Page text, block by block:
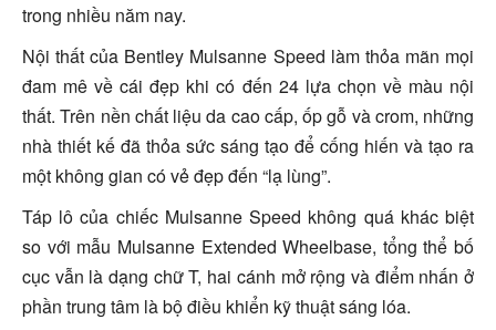
trong nhiều năm nay.
Nội thất của Bentley Mulsanne Speed làm thỏa mãn mọi
đam mê về cái đẹp khi có đến 24 lựa chọn về màu nội
thất. Trên nền chất liệu da cao cấp, ốp gỗ và crom, những
nhà thiết kế đã thỏa sức sáng tạo để cống hiến và tạo ra
một không gian có vẻ đẹp đến “lạ lùng”.
Táp lô của chiếc Mulsanne Speed không quá khác biệt
so với mẫu Mulsanne Extended Wheelbase, tổng thể bố
cục vẫn là dạng chữ T, hai cánh mở rộng và điểm nhấn ở
phần trung tâm là bộ điều khiển kỹ thuật sáng lóa.